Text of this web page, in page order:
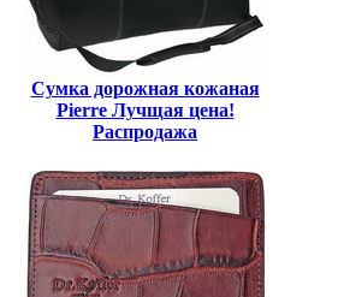
Сумка дорожная кожаная
Pierre Лучщая цена!
Распродажа